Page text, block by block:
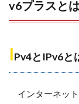
v6プラスとは
IPv4とIPv6と
インターネット